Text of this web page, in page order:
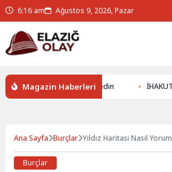
6:16 am Ağustos 9, 2026, Pazar
Magazin Haberleri
Gizemlerini Keşfedin
Ana Sayfa Burçlar Yıldız Haritası Nasıl
Burçlar